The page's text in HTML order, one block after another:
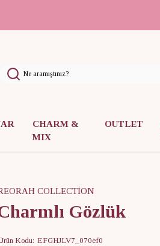
CHARM &
MIX
OUTLET
COLLECTİON
Gözlük
Kodu: EFGHJLV7_070ef0